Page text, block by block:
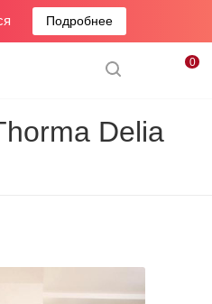
Подробнее
0
Delia